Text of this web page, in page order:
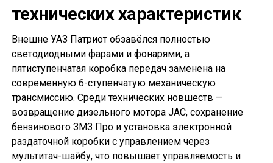
технических характеристик
Внешне УАЗ Патриот обзавёлся полностью
светодиодными фарами и фонарями, а
пятиступенчатая коробка передач заменена на
современную 6-ступенчатую механическую
трансмиссию. Среди технических новшеств —
возвращение дизельного мотора JAC, сохранение
бензинового ЗМЗ Про и установка электронной
раздаточной коробки с управлением через
мультитач-шайбу, что повышает управляемость и